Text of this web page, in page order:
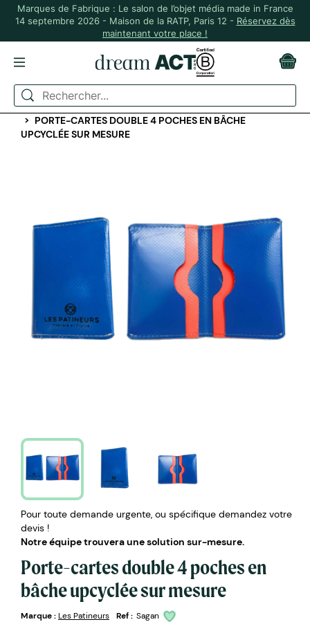
Marques de Fabrique : Le salon de l’objet média made in France
14 septembre 2026 - Maison de la RATP, Paris 12 - Réservez dès
maintenant votre place !
ACCUEIL
PAPETERIE PERSONNALISÉE
CARTES DE VISITE ET PORTE-CARTES
PORTE-CARTES DOUBLE 4 POCHES EN BÂCHE
UPCYCLÉE SUR MESURE
Pour toute demande urgente, ou spécifique demandez votre
devis !
Notre équipe trouvera une solution sur-mesure.
Porte-cartes double 4 poches en
bâche upcyclée sur mesure
Marque :Les Patineurs Ref : Sagan